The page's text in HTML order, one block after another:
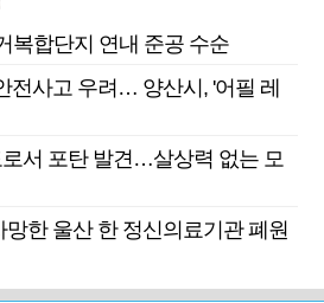
복합단지 연내 준공 수순
전사고 우려… 양산시, '어필 레
서 포탄 발견…살상력 없는 모
한 울산 한 정신의료기관 폐원